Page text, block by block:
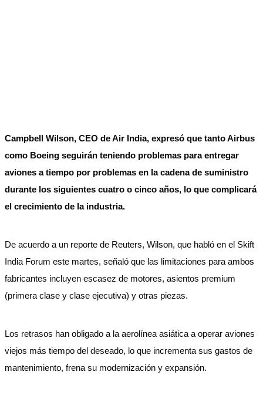
Campbell Wilson, CEO de Air India, expresó que tanto Airbus
como Boeing seguirán teniendo problemas para entregar
aviones a tiempo por problemas en la cadena de suministro
durante los siguientes cuatro o cinco años, lo que complicará
el crecimiento de la industria.
De acuerdo a un reporte de Reuters, Wilson, que habló en el Skift
India Forum este martes, señaló que las limitaciones para ambos
fabricantes incluyen escasez de motores, asientos premium
(primera clase y clase ejecutiva) y otras piezas.
Los retrasos han obligado a la aerolínea asiática a operar aviones
viejos más tiempo del deseado, lo que incrementa sus gastos de
mantenimiento, frena su modernización y expansión.